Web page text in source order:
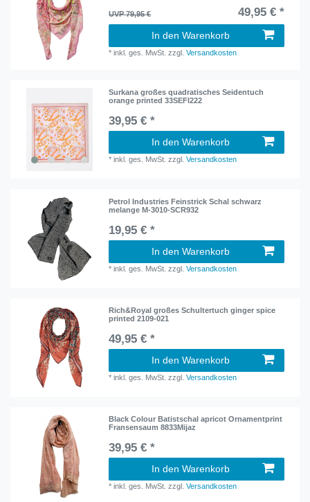
UVP 79,95 € 49,95 € *
In den Warenkorb
*inkl. ges. MwSt. zzgl.Versandkosten
Surkana großes quadratisches Seidentuch
orange printed 33SEFI222
39,95 € *
In den Warenkorb
*inkl. ges. MwSt. zzgl.Versandkosten
Petrol Industries Feinstrick Schal schwarz
melange M-3010-SCR932
19,95 € *
In den Warenkorb
*inkl. ges. MwSt. zzgl.Versandkosten
Rich&Royal großes Schultertuch ginger spice
printed 2109-021
49,95 € *
In den Warenkorb
*inkl. ges. MwSt. zzgl.Versandkosten
Black Colour Batistschal apricot Ornamentprint
Fransensaum 8833Mijaz
39,95 € *
In den Warenkorb
*inkl. ges. MwSt. zzgl.Versandkosten